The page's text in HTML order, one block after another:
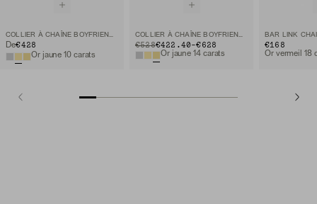
COLLIER À CHAÎNE BOYFRIEND BOLD
De€428
Or jaune 10 carats
COLLIER À CHAÎNE BOYFRIEND BOLD
ORIGINAL PRICE
€528€422.40-
TO €628
Or jaune 14 carats
BAR LINK
€168
Or vermeil 18